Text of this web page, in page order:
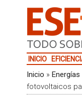
INICIO
Inicio »
fotovoltaicos